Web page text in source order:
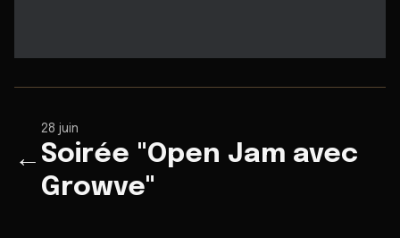
←
28 juin
Soirée "Open Jam avec
Growve"